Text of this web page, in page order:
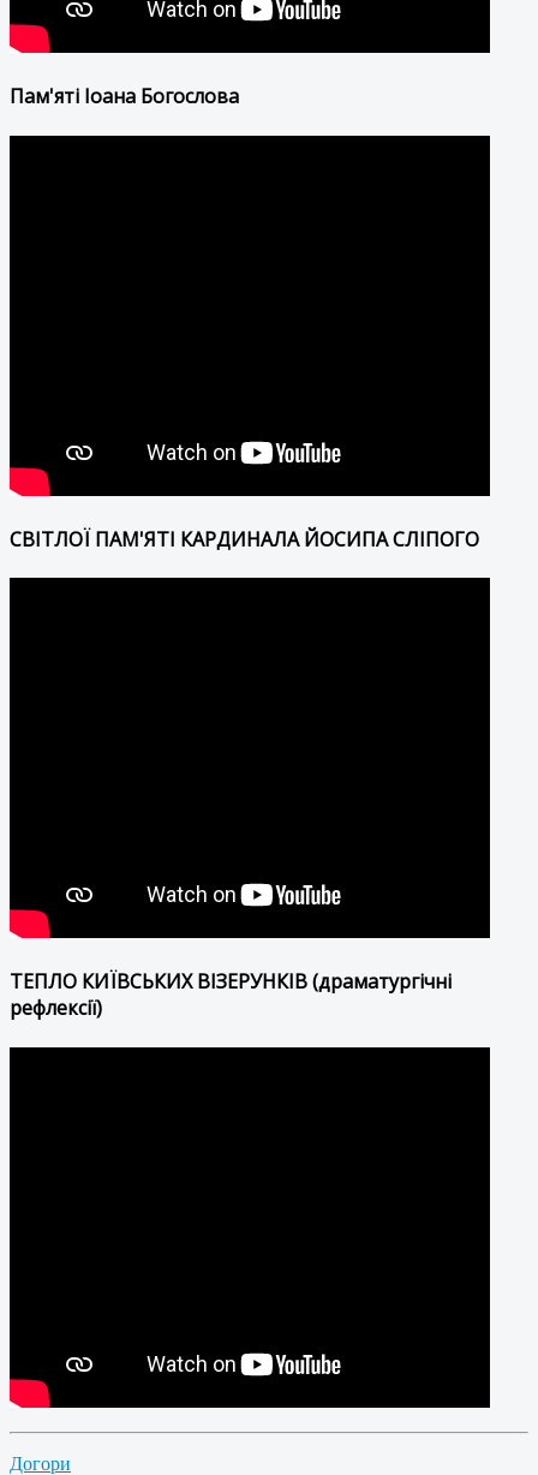
Пам'яті Іоана Богослова
СВІТЛОЇ ПАМ'ЯТІ КАРДИНАЛА ЙОСИПА СЛІПОГО
ТЕПЛО КИЇВСЬКИХ ВІЗЕРУНКІВ (драматургічні
рефлексії)
Догори